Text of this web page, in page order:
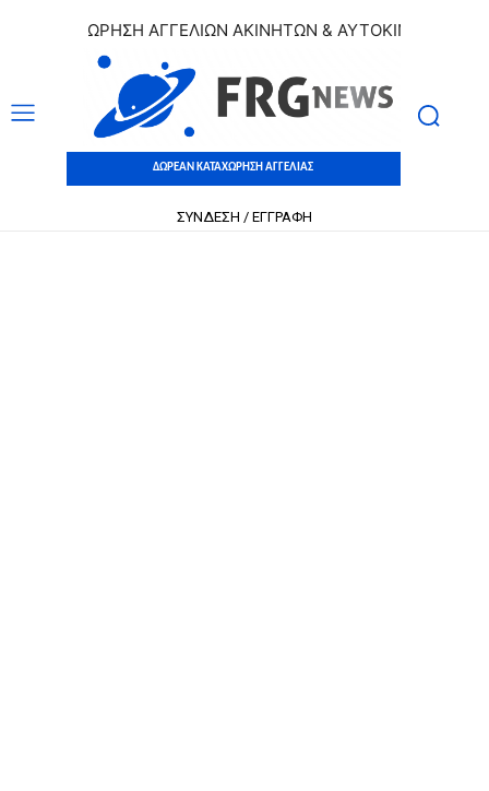
ΑΓΓΕΛΙΩΝ ΑΚΙΝΗΤΩΝ & ΑΥΤΟΚΙΝΗΤΩΝ |
ΔΩΡΕΑΝ ΚΑΤΑΧΩΡΗΣΗ ΑΓΓΕΛΙΑΣ
ΣΥΝΔΕΣΗ / ΕΓΓΡΑΦΗ